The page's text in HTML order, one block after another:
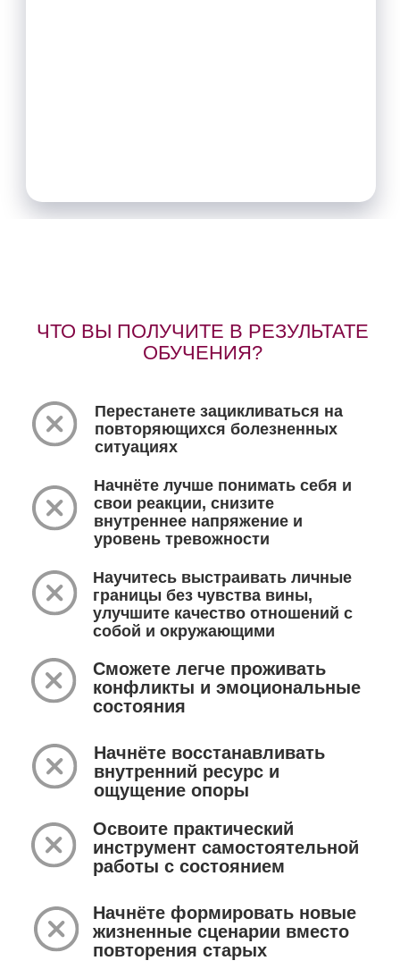
«ПЕРЕЗАГРУЗКА ОТНОШЕНИЙ»
Каждый модуль включает:
✔ теорию
✔ психокинетический рисунок
✔ работу с состоянием
✔ техники интеграции изменений в
жизнь
О ЧЁМ ЭТОТ СЕМИНАР?
О восстановлении контакта с собой и
своей жизнью. Мы рассматриваем
отношения прежде всего с самим
собой, а также с близкими - партнёром,
Структура семинара:
✔ 7 модулей, 19 уроков
✔ практика ПКР
✔ домашние задания
ФОРМАТ ОБУЧЕНИЯ